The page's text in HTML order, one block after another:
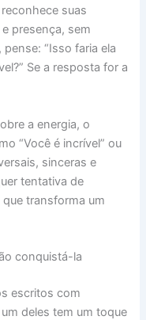
suas
presença, sem
“Isso faria ela
Se a resposta for a
a energia, o
“Você é incrível” ou
sinceras e
tentativa de
transforma um
conquistá-la
escritos com
deles tem um toque